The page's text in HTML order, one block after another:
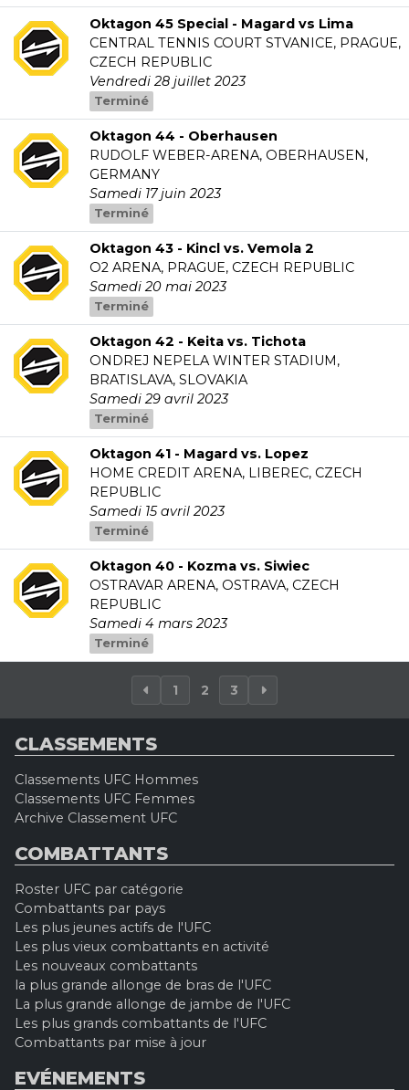
Oktagon 45 Special - Magard vs Lima
CENTRAL TENNIS COURT STVANICE, PRAGUE,
CZECH REPUBLIC
Vendredi 28 juillet 2023
Terminé
Oktagon 44 - Oberhausen
RUDOLF WEBER-ARENA, OBERHAUSEN,
GERMANY
Samedi 17 juin 2023
Terminé
Oktagon 43 - Kincl vs. Vemola 2
O2 ARENA, PRAGUE, CZECH REPUBLIC
Samedi 20 mai 2023
Terminé
Oktagon 42 - Keita vs. Tichota
ONDREJ NEPELA WINTER STADIUM,
BRATISLAVA, SLOVAKIA
Samedi 29 avril 2023
Terminé
Oktagon 41 - Magard vs. Lopez
HOME CREDIT ARENA, LIBEREC, CZECH
REPUBLIC
Samedi 15 avril 2023
Terminé
Oktagon 40 - Kozma vs. Siwiec
OSTRAVAR ARENA, OSTRAVA, CZECH
REPUBLIC
Samedi 4 mars 2023
Terminé
1 2 3
CLASSEMENTS
Classements UFC Hommes
Classements UFC Femmes
Archive Classement UFC
COMBATTANTS
Roster UFC par catégorie
Combattants par pays
Les plus jeunes actifs de l'UFC
Les plus vieux combattants en activité
Les nouveaux combattants
la plus grande allonge de bras de l'UFC
La plus grande allonge de jambe de l'UFC
Les plus grands combattants de l'UFC
Combattants par mise à jour
EVÉNEMENTS